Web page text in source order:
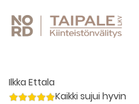
Ilkka Ettala
Kaikki sujui hyvin